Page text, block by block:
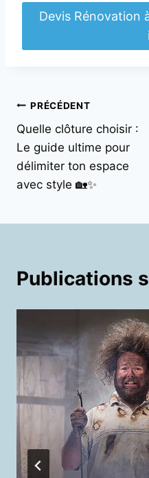
Devis Rénovation
Navigation
de
l’article
PRÉCÉDENT
Quelle clôture choisir :
Le guide ultime pour
délimiter ton espace
avec style 🏡✨
Publications